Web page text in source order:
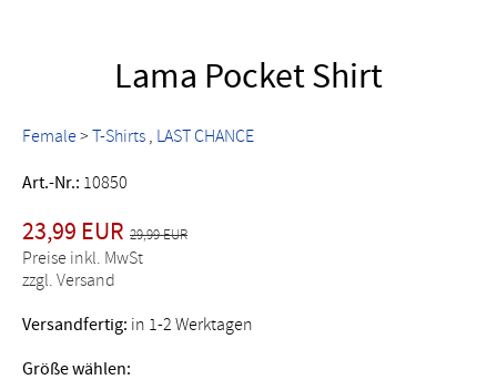
Lama Pocket Shirt
Female> T-Shirts LAST CHANCE
Art.-Nr.: 10850
23,99 EUR 29,99 EUR
Preise inkl. MwSt
zzgl. Versand
Versandfertig: in 1-2 Werktagen
Größe wählen: